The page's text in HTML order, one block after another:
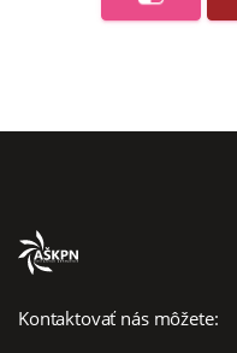
Kontaktovať nás môžete: